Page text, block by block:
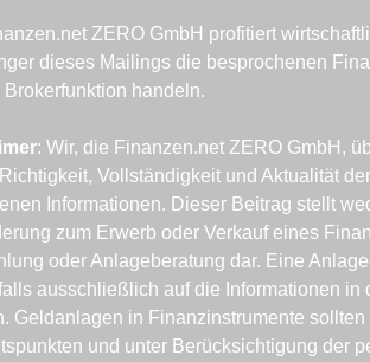
ZERO GmbH profitiert
dieses Mailings die besprochenen
Brokerfunktion handeln.
: Wir, die Finanzen.net ZERO GmbH,
Vollständigkeit und Aktualität
Informationen. Dieser Beitrag stellt
zum Erwerb oder Verkauf eines
oder Anlageberatung dar. Eine
ausschließlich auf die Informationen in
Geldanlagen in Finanzinstrumente
und unter Berücksichtigung der